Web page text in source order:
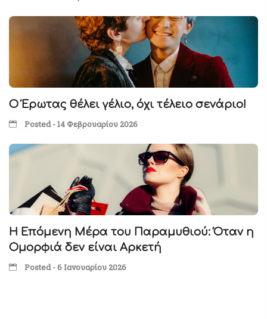
Ο Έρωτας θέλει γέλιο, όχι τέλειο σενάριο!
Posted - 14 Φεβρουαρίου 2026
Η Επόμενη Μέρα του Παραμυθιού: Όταν η
Ομορφιά δεν είναι Αρκετή
Posted - 6 Ιανουαρίου 2026